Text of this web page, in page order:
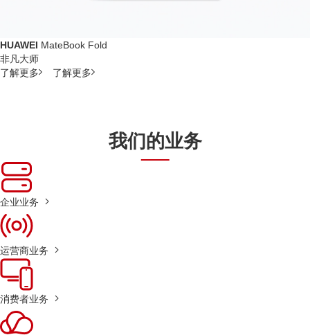
HUAWEI MateBook Fold
非凡大师
了解更多
了解更多
我们的业务
企业业务
运营商业务
消费者业务